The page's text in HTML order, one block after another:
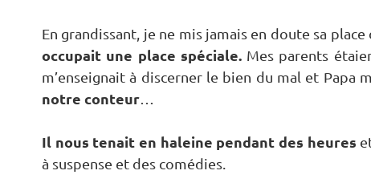
En grandissant, je ne mis jamais en doute sa
occupait une place spéciale.Mes parents
m’enseignait à discerner le bien du mal et Papa
notre conteur
Il nous tenait en haleine pendant des heures
à suspense et des comédies.